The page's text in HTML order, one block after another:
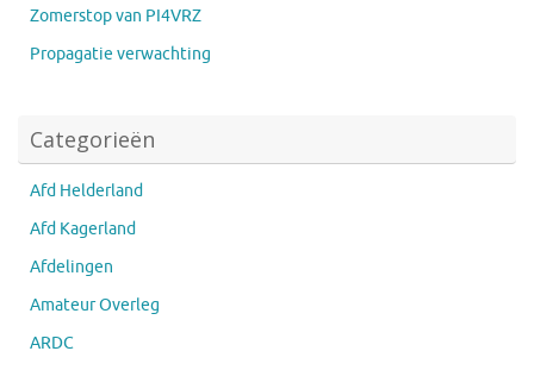
Zomerstop van PI4VRZ
Propagatie verwachting
Categorieën
Afd Helderland
Afd Kagerland
Afdelingen
Amateur Overleg
ARDC